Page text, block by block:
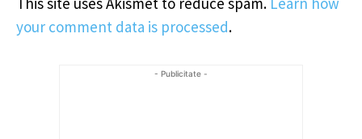
your comment data is processed.
- Publicitate -